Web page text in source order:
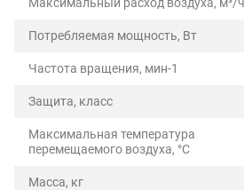
Потребляемая мощность, Вт
Частота вращения, мин-1
Защита, класс
Максимальная температура
перемещаемого воздуха, °C
Масса, кг